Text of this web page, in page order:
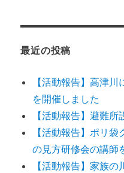
最近の投稿
【活動報告】高津
を開催しました
【活動報告】避難
【活動報告】ポリ
の見方研修会の講師
【活動報告】家族